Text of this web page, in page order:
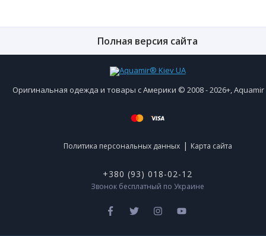
Полная версия сайта
Оригинальная одежда и товары с Америки © 2008 - 2026+,
Политика персональных данных | Карта сайта
+380 (93) 018-02-12
Звонок бесплатный по Украине